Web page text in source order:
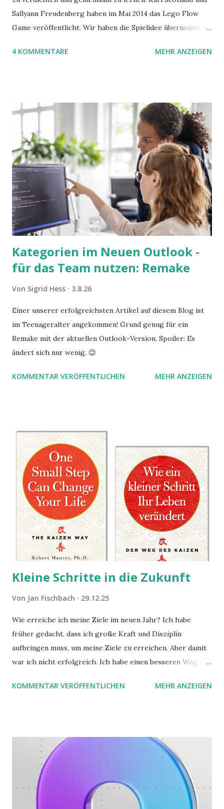
Sallyann Freudenberg haben im Mai 2014 das Lego Flow
Game veröffentlicht. Wir haben die Spielidee übernommen,
benutzen wir Material aus Grzegorz Rejchtmans Ubongo-
4 KOMMENTARE MEHR ANZEIGEN
Kategorien im Neuen Outlook -
für das Team nutzen: Remake
Von Sigrid Hess 3.8.26
Einer unserer erfolgreichsten Artikel auf diesem Blog ist
im Teenageralter angekommen! Grund genug für ein
Remake mit der aktuellen Outlook-Version. Spoiler: Es
ändert sich nur wenig. 😉
KOMMENTAR VERÖFFENTLICHEN MEHR ANZEIGEN
Kleine Schritte in die Zukunft
Von Jan Fischbach 29.12.25
Wie erreiche ich meine Ziele im neuen Jahr? Ich habe
früher gedacht, dass ich große Kraft und Disziplin
aufbringen muss, um meine Ziele zu erreichen. Aber damit
war ich nicht erfolgreich. Ich habe einen besseren Weg in
möchte. Darin habe ich zwei gute Begründungen gefunden,
KOMMENTAR VERÖFFENTLICHEN MEHR ANZEIGEN